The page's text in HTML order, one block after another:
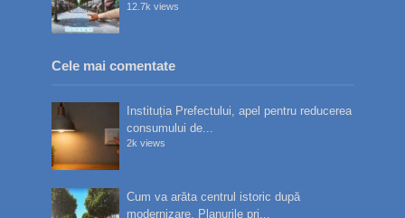
12.7k views
Cele mai comentate
Instituția Prefectului, apel pentru reducerea
consumului de...
2k views
Cum va arăta centrul istoric după
modernizare. Planurile pri...